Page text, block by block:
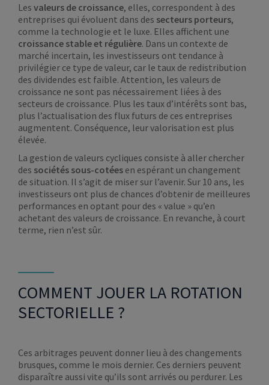
Les valeurs de croissance, elles, correspondent à des
entreprises qui évoluent dans des secteurs porteurs,
comme la technologie et le luxe. Elles affichent une
croissance stable et régulière. Dans un contexte de
marché incertain, les investisseurs ont tendance à
privilégier ce type de valeur, car le taux de redistribution
des dividendes est faible. Attention, les valeurs de
croissance ne sont pas nécessairement liées à des
secteurs de croissance. Plus les taux d’intérêts sont bas,
plus l’actualisation des flux futurs de ces entreprises
augmentent. Conséquence, leur valorisation est plus
élevée.
La gestion de valeurs cycliques consiste à aller chercher
des sociétés sous-cotées en espérant un changement
de situation. Il s’agit de miser sur l’avenir. Sur 10 ans, les
investisseurs ont plus de chances d’obtenir de meilleures
performances en optant pour des « value » qu’en
achetant des valeurs de croissance. En revanche, à court
terme, rien n’est sûr.
COMMENT JOUER LA ROTATION
SECTORIELLE ?
Ces arbitrages peuvent donner lieu à des changements
brusques, comme le mois dernier. Ces derniers peuvent
disparaître aussi vite qu’ils sont arrivés ou perdurer. Les